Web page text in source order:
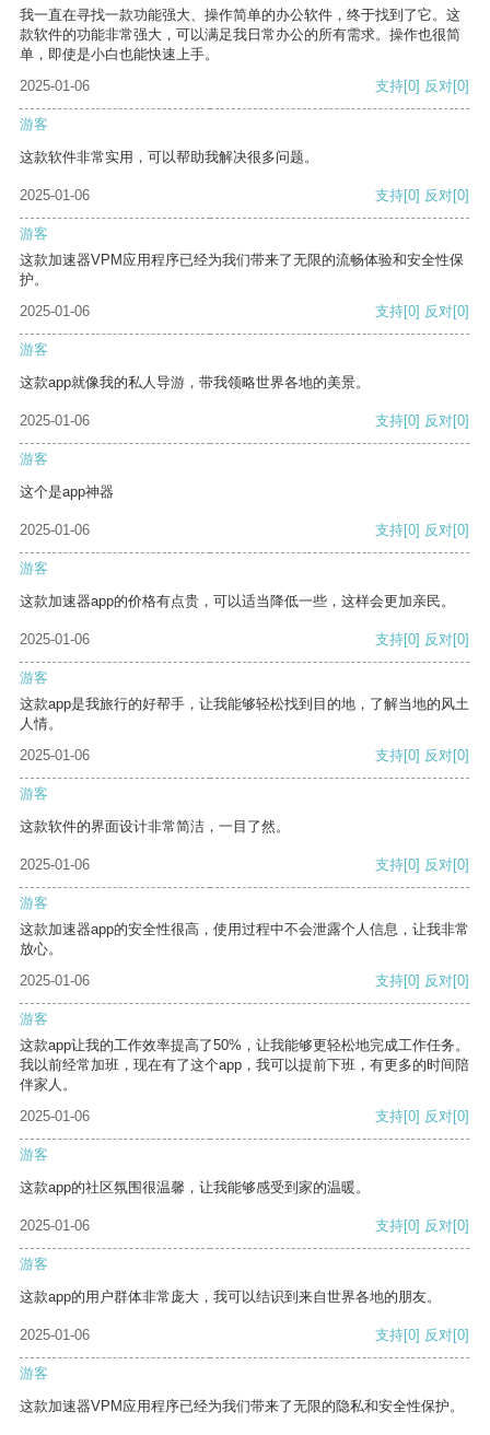
我一直在寻找一款功能强大、操作简单的办公软件，终于找到了它。这
款软件的功能非常强大，可以满足我日常办公的所有需求。操作也很简
单，即使是小白也能快速上手。
2025-01-06
支持[0] 反对[0]
游客
这款软件非常实用，可以帮助我解决很多问题。
2025-01-06 支持[0] 反对[0]
游客
这款加速器VPM应用程序已经为我们带来了无限的流畅体验和安全性保
护。
2025-01-06
支持[0] 反对[0]
游客
这款app就像我的私人导游，带我领略世界各地的美景。
2025-01-06 支持[0] 反对[0]
游客
这个是app神器
2025-01-06 支持[0] 反对[0]
游客
这款加速器app的价格有点贵，可以适当降低一些，这样会更加亲民。
2025-01-06 支持[0] 反对[0]
游客
这款app是我旅行的好帮手，让我能够轻松找到目的地，了解当地的风土
人情。
2025-01-06
支持[0] 反对[0]
游客
这款软件的界面设计非常简洁，一目了然。
2025-01-06 支持[0] 反对[0]
游客
这款加速器app的安全性很高，使用过程中不会泄露个人信息，让我非常
放心。
2025-01-06
支持[0] 反对[0]
游客
这款app让我的工作效率提高了50%，让我能够更轻松地完成工作任务。
我以前经常加班，现在有了这个app，我可以提前下班，有更多的时间陪
伴家人。
2025-01-06
支持[0] 反对[0]
游客
这款app的社区氛围很温馨，让我能够感受到家的温暖。
2025-01-06 支持[0] 反对[0]
游客
这款app的用户群体非常庞大，我可以结识到来自世界各地的朋友。
2025-01-06 支持[0] 反对[0]
游客
这款加速器VPM应用程序已经为我们带来了无限的隐私和安全性保护。